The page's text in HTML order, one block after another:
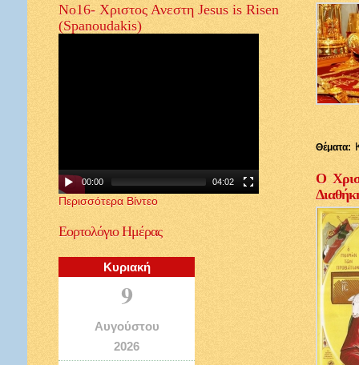
Νο16- Χριστος Ανεστη Jesus is Risen
(Spanoudakis)
00:00 04:02
Περισσότερα Βίντεο
ΕορτολόγιοΗμέρας
Κυριακή
9
Αυγούστου
2026
Θέματα:
Ο